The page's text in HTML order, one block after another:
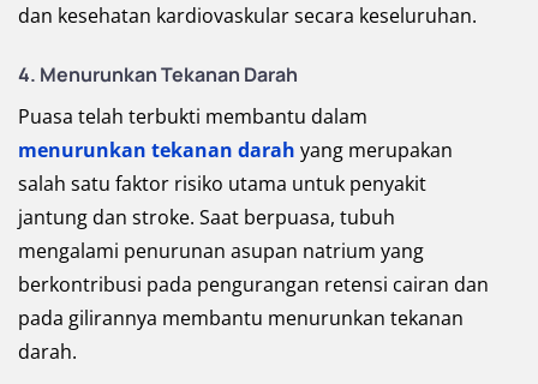
dan kesehatan kardiovaskular secara keseluruhan.
4. Menurunkan Tekanan Darah
Puasa telah terbukti membantu dalam
menurunkan tekanan darah yang merupakan
salah satu faktor risiko utama untuk penyakit
jantung dan stroke. Saat berpuasa, tubuh
mengalami penurunan asupan natrium yang
berkontribusi pada pengurangan retensi cairan dan
pada gilirannya membantu menurunkan tekanan
darah.